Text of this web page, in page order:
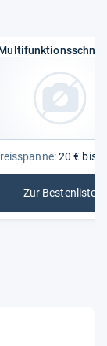
20 € bis
Zur Bestenliste
: